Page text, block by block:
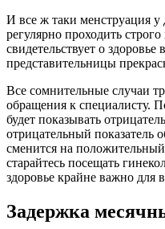
И все ж таки менструация
регулярно проходить
свидетельствует о
представительницы
Все сомнительные случаи
обращения к специалисту.
будет показывать
отрицательный показатель
сменится на
старайтесь посещать
здоровье крайне важно для
Задержка